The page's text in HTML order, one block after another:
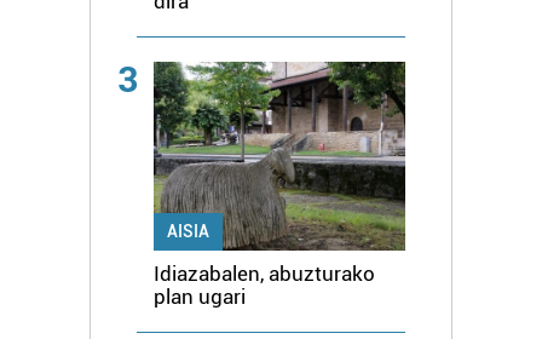
3
AISIA
Idiazabalen, abuzturako
plan ugari